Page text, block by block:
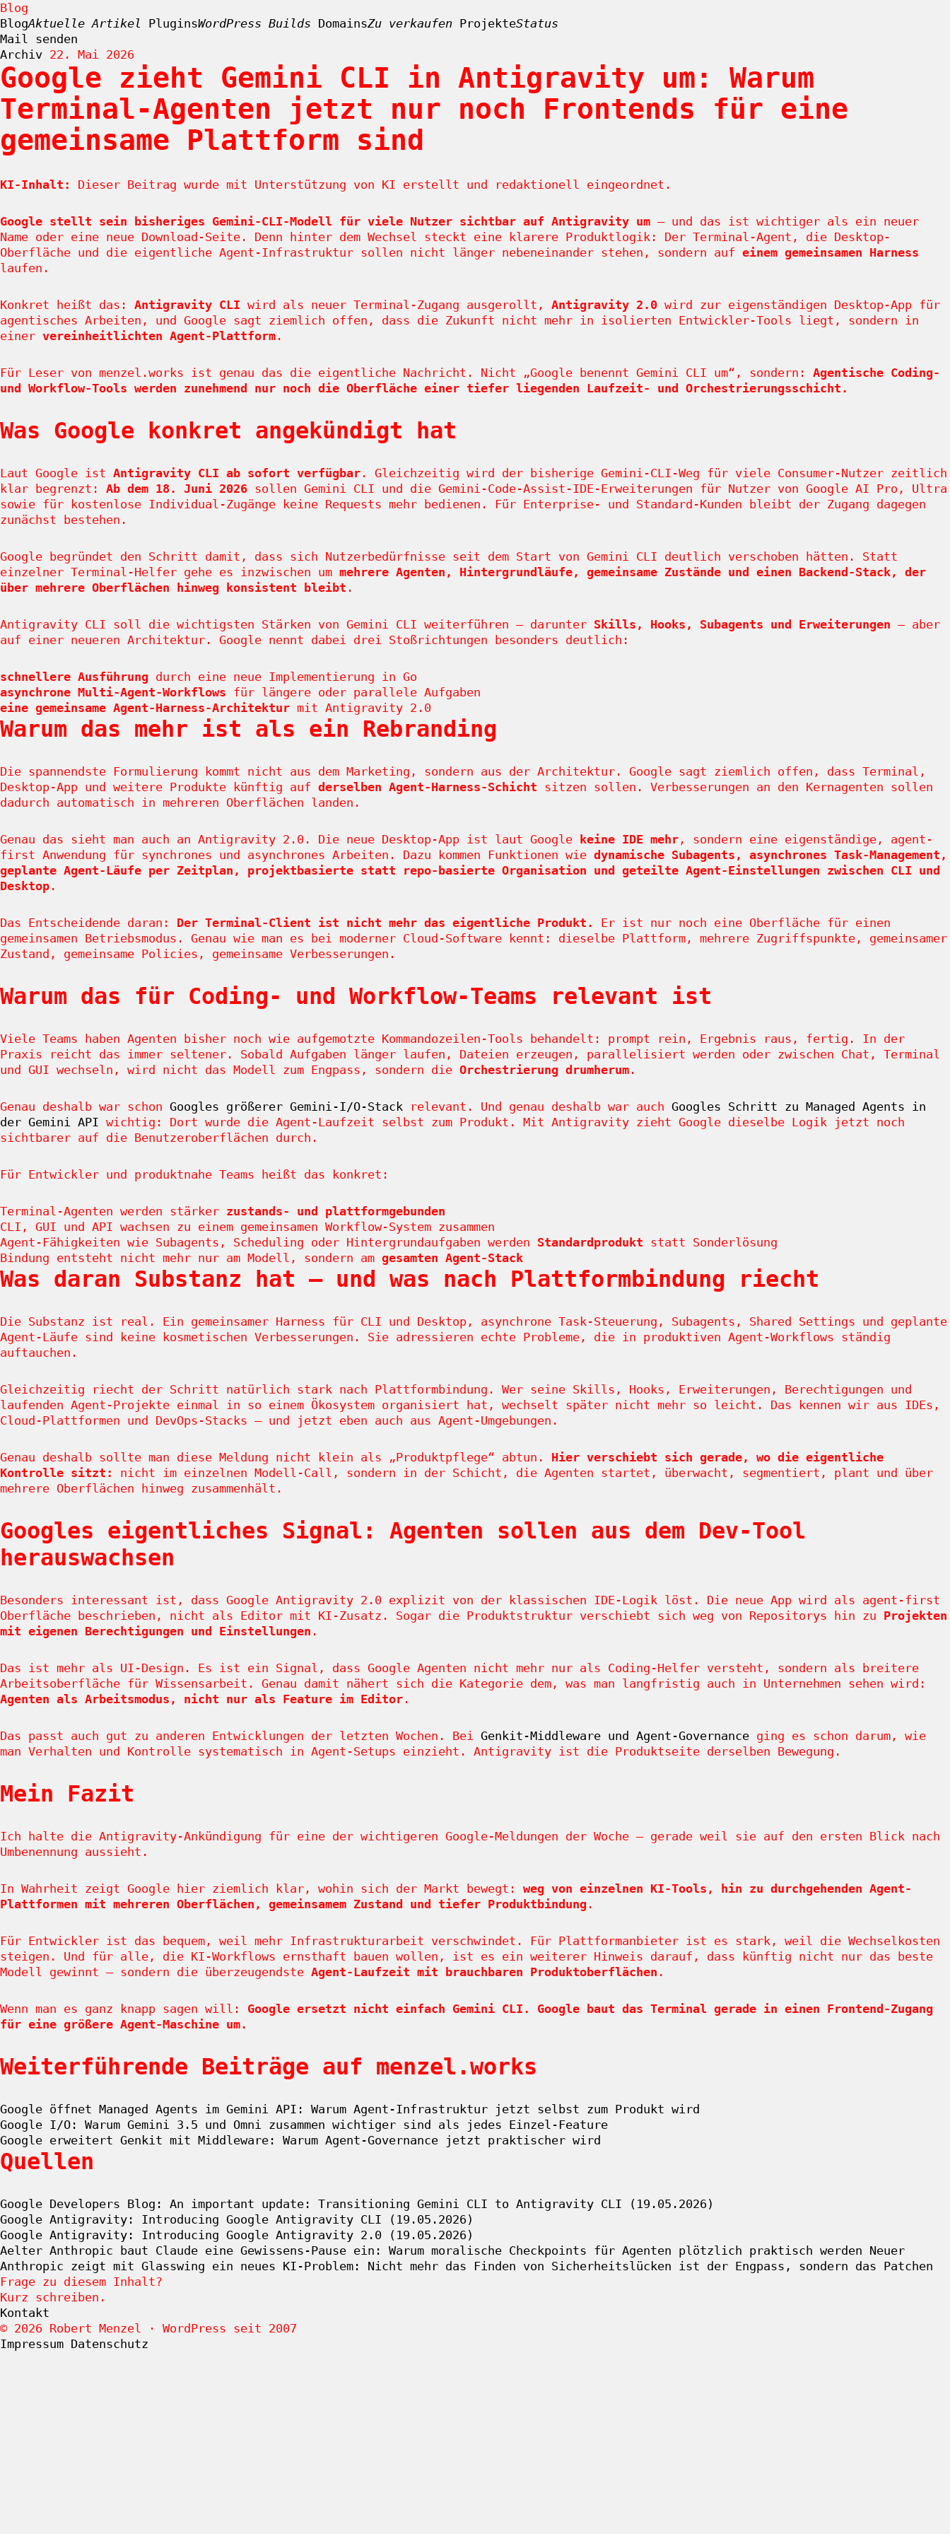
Blog
BlogAktuelle Artikel PluginsWordPress Builds DomainsZu verkaufen ProjekteStatus
Mail senden
Zum
Inhalt
springen
Archiv 22. Mai 2026
Google zieht Gemini CLI in Antigravity um: Warum
Terminal-Agenten jetzt nur noch Frontends für eine
gemeinsame Plattform sind
KI-Inhalt: Dieser Beitrag wurde mit Unterstützung von KI erstellt und redaktionell eingeordnet.
Google stellt sein bisheriges Gemini-CLI-Modell für viele Nutzer sichtbar auf Antigravity um – und das ist wichtiger als ein neuer
Name oder eine neue Download-Seite. Denn hinter dem Wechsel steckt eine klarere Produktlogik: Der Terminal-Agent, die Desktop-
Oberfläche und die eigentliche Agent-Infrastruktur sollen nicht länger nebeneinander stehen, sondern auf einem gemeinsamen Harness
laufen.
Konkret heißt das: Antigravity CLI wird als neuer Terminal-Zugang ausgerollt, Antigravity 2.0 wird zur eigenständigen Desktop-App für
agentisches Arbeiten, und Google sagt ziemlich offen, dass die Zukunft nicht mehr in isolierten Entwickler-Tools liegt, sondern in
einer vereinheitlichten Agent-Plattform .
Für Leser von menzel.works ist genau das die eigentliche Nachricht. Nicht „Google benennt Gemini CLI um“, sondern: Agentische Coding-
und Workflow-Tools werden zunehmend nur noch die Oberfläche einer tiefer liegenden Laufzeit- und Orchestrierungsschicht.
Was Google konkret angekündigt hat
Laut Google ist Antigravity CLI ab sofort verfügbar . Gleichzeitig wird der bisherige Gemini-CLI-Weg für viele Consumer-Nutzer zeitlich
klar begrenzt: Ab dem 18. Juni 2026 sollen Gemini CLI und die Gemini-Code-Assist-IDE-Erweiterungen für Nutzer von Google AI Pro, Ultra
sowie für kostenlose Individual-Zugänge keine Requests mehr bedienen. Für Enterprise- und Standard-Kunden bleibt der Zugang dagegen
zunächst bestehen.
Google begründet den Schritt damit, dass sich Nutzerbedürfnisse seit dem Start von Gemini CLI deutlich verschoben hätten. Statt
einzelner Terminal-Helfer gehe es inzwischen um mehrere Agenten, Hintergrundläufe, gemeinsame Zustände und einen Backend-Stack, der
über mehrere Oberflächen hinweg konsistent bleibt .
Antigravity CLI soll die wichtigsten Stärken von Gemini CLI weiterführen – darunter Skills, Hooks, Subagents und Erweiterungen – aber
auf einer neueren Architektur. Google nennt dabei drei Stoßrichtungen besonders deutlich:
schnellere Ausführung durch eine neue Implementierung in Go
asynchrone Multi-Agent-Workflows für längere oder parallele Aufgaben
eine gemeinsame Agent-Harness-Architektur mit Antigravity 2.0
Warum das mehr ist als ein Rebranding
Die spannendste Formulierung kommt nicht aus dem Marketing, sondern aus der Architektur. Google sagt ziemlich offen, dass Terminal,
Desktop-App und weitere Produkte künftig auf derselben Agent-Harness-Schicht sitzen sollen. Verbesserungen an den Kernagenten sollen
dadurch automatisch in mehreren Oberflächen landen.
Genau das sieht man auch an Antigravity 2.0. Die neue Desktop-App ist laut Google keine IDE mehr , sondern eine eigenständige, agent-
first Anwendung für synchrones und asynchrones Arbeiten. Dazu kommen Funktionen wie dynamische Subagents, asynchrones Task-Management,
geplante Agent-Läufe per Zeitplan, projektbasierte statt repo-basierte Organisation und geteilte Agent-Einstellungen zwischen CLI und
Desktop .
Das Entscheidende daran: Der Terminal-Client ist nicht mehr das eigentliche Produkt.
Er ist nur noch eine Oberfläche für einen
gemeinsamen Betriebsmodus. Genau wie man es bei moderner Cloud-Software kennt: dieselbe Plattform, mehrere Zugriffspunkte, gemeinsamer
Zustand, gemeinsame Policies, gemeinsame Verbesserungen.
Warum das für Coding- und Workflow-Teams relevant ist
Viele Teams haben Agenten bisher noch wie aufgemotzte Kommandozeilen-Tools behandelt: prompt rein, Ergebnis raus, fertig. In der
Praxis reicht das immer seltener. Sobald Aufgaben länger laufen, Dateien erzeugen, parallelisiert werden oder zwischen Chat, Terminal
und GUI wechseln, wird nicht das Modell zum Engpass, sondern die Orchestrierung drumherum .
Genau deshalb war schon Googles größerer Gemini-I/O-Stack relevant. Und genau deshalb war auch Googles Schritt zu Managed Agents in
der Gemini API wichtig: Dort wurde die Agent-Laufzeit selbst zum Produkt. Mit Antigravity zieht Google dieselbe Logik jetzt noch
sichtbarer auf die Benutzeroberflächen durch.
Für Entwickler und produktnahe Teams heißt das konkret:
Terminal-Agenten werden stärker zustands- und plattformgebunden
CLI, GUI und API wachsen zu einem gemeinsamen Workflow-System zusammen
Agent-Fähigkeiten wie Subagents, Scheduling oder Hintergrundaufgaben werden Standardprodukt statt Sonderlösung
Bindung entsteht nicht mehr nur am Modell, sondern am gesamten Agent-Stack
Was daran Substanz hat – und was nach Plattformbindung riecht
Die Substanz ist real. Ein gemeinsamer Harness für CLI und Desktop, asynchrone Task-Steuerung, Subagents, Shared Settings und geplante
Agent-Läufe sind keine kosmetischen Verbesserungen. Sie adressieren echte Probleme, die in produktiven Agent-Workflows ständig
auftauchen.
Gleichzeitig riecht der Schritt natürlich stark nach Plattformbindung. Wer seine Skills, Hooks, Erweiterungen, Berechtigungen und
laufenden Agent-Projekte einmal in so einem Ökosystem organisiert hat, wechselt später nicht mehr so leicht. Das kennen wir aus IDEs,
Cloud-Plattformen und DevOps-Stacks – und jetzt eben auch aus Agent-Umgebungen.
Genau deshalb sollte man diese Meldung nicht klein als „Produktpflege“ abtun. Hier verschiebt sich gerade, wo die eigentliche
Kontrolle sitzt:
nicht im einzelnen Modell-Call, sondern in der Schicht, die Agenten startet, überwacht, segmentiert, plant und über
mehrere Oberflächen hinweg zusammenhält.
Googles eigentliches Signal: Agenten sollen aus dem Dev-Tool
herauswachsen
Besonders interessant ist, dass Google Antigravity 2.0 explizit von der klassischen IDE-Logik löst. Die neue App wird als agent-first
Oberfläche beschrieben, nicht als Editor mit KI-Zusatz. Sogar die Produktstruktur verschiebt sich weg von Repositorys hin zu Projekten
mit eigenen Berechtigungen und Einstellungen .
Das ist mehr als UI-Design. Es ist ein Signal, dass Google Agenten nicht mehr nur als Coding-Helfer versteht, sondern als breitere
Arbeitsoberfläche für Wissensarbeit. Genau damit nähert sich die Kategorie dem, was man langfristig auch in Unternehmen sehen wird:
Agenten als Arbeitsmodus, nicht nur als Feature im Editor .
Das passt auch gut zu anderen Entwicklungen der letzten Wochen. Bei Genkit-Middleware und Agent-Governance ging es schon darum, wie
man Verhalten und Kontrolle systematisch in Agent-Setups einzieht. Antigravity ist die Produktseite derselben Bewegung.
Mein Fazit
Ich halte die Antigravity-Ankündigung für eine der wichtigeren Google-Meldungen der Woche – gerade weil sie auf den ersten Blick nach
Umbenennung aussieht.
In Wahrheit zeigt Google hier ziemlich klar, wohin sich der Markt bewegt: weg von einzelnen KI-Tools, hin zu durchgehenden Agent-
Plattformen mit mehreren Oberflächen, gemeinsamem Zustand und tiefer Produktbindung .
Für Entwickler ist das bequem, weil mehr Infrastrukturarbeit verschwindet. Für Plattformanbieter ist es stark, weil die Wechselkosten
steigen. Und für alle, die KI-Workflows ernsthaft bauen wollen, ist es ein weiterer Hinweis darauf, dass künftig nicht nur das beste
Modell gewinnt – sondern die überzeugendste Agent-Laufzeit mit brauchbaren Produktoberflächen .
Wenn man es ganz knapp sagen will: Google ersetzt nicht einfach Gemini CLI. Google baut das Terminal gerade in einen Frontend-Zugang
für eine größere Agent-Maschine um.
Weiterführende Beiträge auf menzel.works
Google öffnet Managed Agents im Gemini API: Warum Agent-Infrastruktur jetzt selbst zum Produkt wird
Google I/O: Warum Gemini 3.5 und Omni zusammen wichtiger sind als jedes Einzel-Feature
Google erweitert Genkit mit Middleware: Warum Agent-Governance jetzt praktischer wird
Quellen
Google Developers Blog: An important update: Transitioning Gemini CLI to Antigravity CLI (19.05.2026)
Google Antigravity: Introducing Google Antigravity CLI (19.05.2026)
Google Antigravity: Introducing Google Antigravity 2.0 (19.05.2026)
Aelter Anthropic baut Claude eine Gewissens-Pause ein: Warum moralische Checkpoints für Agenten plötzlich praktisch werden Neuer
Anthropic zeigt mit Glasswing ein neues KI-Problem: Nicht mehr das Finden von Sicherheitslücken ist der Engpass, sondern das Patchen
Frage zu diesem Inhalt?
Kurz schreiben.
Kontakt
© 2026 Robert Menzel · WordPress seit 2007
Impressum Datenschutz